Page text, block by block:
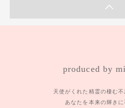
produced by
天使がくれた精霊の棲む不
あなたを本来の輝きに